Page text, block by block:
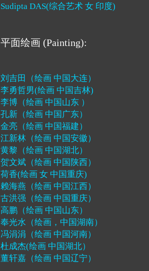
Sudipta DAS(综合艺术 女 印度)
平面绘画 (Painting):
刘吉田（绘画 中国大连）
李勇哲男(绘画 中国吉林)
李博（绘画 中国山东 ）
孔新（绘画 中国广东）
金亮（绘画 中国福建）
江新林（绘画 中国安徽）
黄黎（绘画 中国湖北）
贺文斌（绘画 中国陕西）
荷香(绘画 女 中国重庆)
赖海燕（绘画 中国江西）
古洪强（绘画 中国重庆）
高鹏（绘画 中国山东）
奉光水（绘画，中国湖南）
冯涓涓（绘画 中国河南）
杜成杰(绘画 中国湖北）
董轩嘉（绘画 中国辽宁）